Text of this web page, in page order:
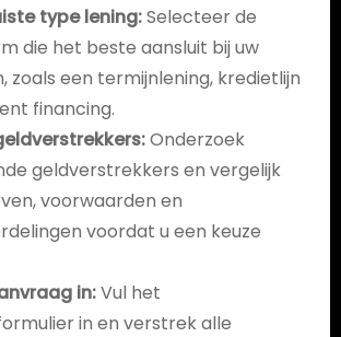
type lening:Selecteer de
die het beste aansluit bij uw
zoals een termijnlening, kredietlijn
financing.
Onderzoek
geldverstrekkers en vergelijk
voorwaarden en
voordat u een keuze
in:Vul het
in en verstrek alle